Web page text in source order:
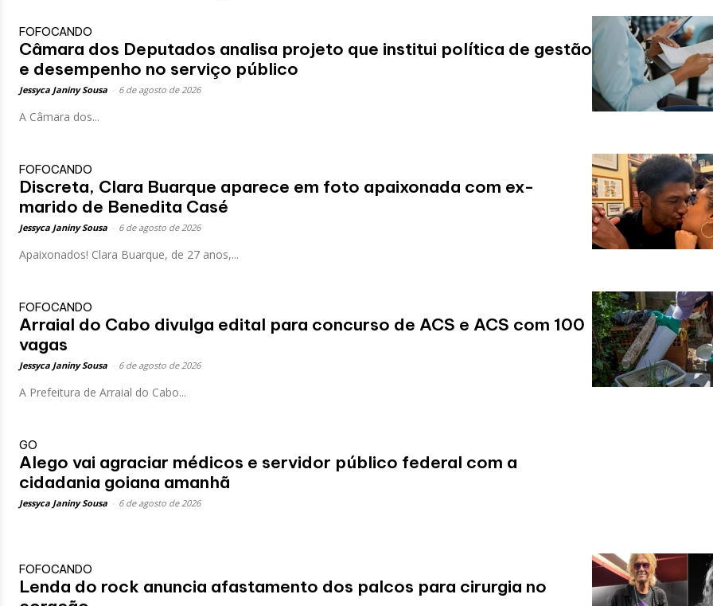
FOFOCANDO
Câmara dos Deputados analisa projeto que institui política de gestão
e desempenho no serviço público
Jessyca Janiny Sousa 6 de agosto de 2026
A Câmara dos...
FOFOCANDO
Discreta, Clara Buarque aparece em foto apaixonada com ex-
marido de Benedita Casé
Jessyca Janiny Sousa 6 de agosto de 2026
Apaixonados! Clara Buarque, de 27 anos,...
FOFOCANDO
Arraial do Cabo divulga edital para concurso de ACS e ACS com 100
vagas
Jessyca Janiny Sousa 6 de agosto de 2026
A Prefeitura de Arraial do Cabo...
GO
Alego vai agraciar médicos e servidor público federal com a
cidadania goiana amanhã
Jessyca Janiny Sousa 6 de agosto de 2026
FOFOCANDO
Lenda do rock anuncia afastamento dos palcos para cirurgia no